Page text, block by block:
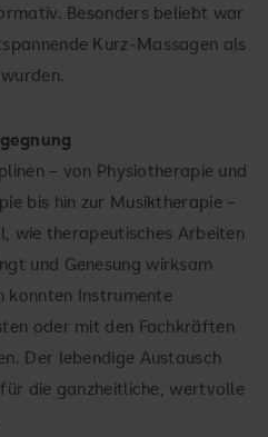
Besonders beliebt war
Kurz-Massagen als
– von Physiotherapie und
bis hin zur Musiktherapie –
wie therapeutisches Arbeiten
und Genesung wirksam
konnten Instrumente
oder mit den Fachkräften
Der lebendige Austausch
die ganzheitliche, wertvolle